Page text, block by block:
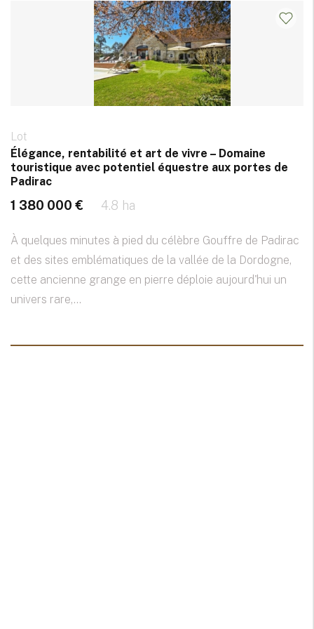
Lot
Élégance, rentabilité et art de vivre – Domaine
touristique avec potentiel équestre aux portes de
Padirac
1 380 000 € 4.8 ha
À quelques minutes à pied du célèbre Gouffre de Padirac
et des sites emblématiques de la vallée de la Dordogne,
cette ancienne grange en pierre déploie aujourd'hui un
univers rare,...